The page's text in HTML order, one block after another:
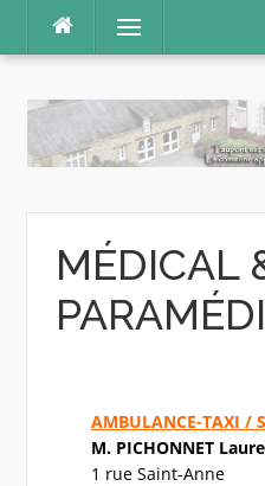
contenu
Menu
MÉDICAL
AMBULANCE-TAXI /
M. PICHONNET
1 rue Saint-Anne